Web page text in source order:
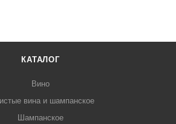
КАТАЛОГ
Вино
вина и шампанское
Шампанское